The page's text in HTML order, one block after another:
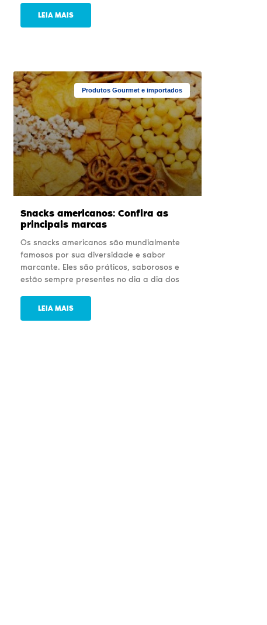
LEIA MAIS
Produtos Gourmet e importados
Snacks americanos: Confira as
principais marcas
Os snacks americanos são mundialmente
famosos por sua diversidade e sabor
marcante. Eles são práticos, saborosos e
estão sempre presentes no dia a dia dos
LEIA MAIS